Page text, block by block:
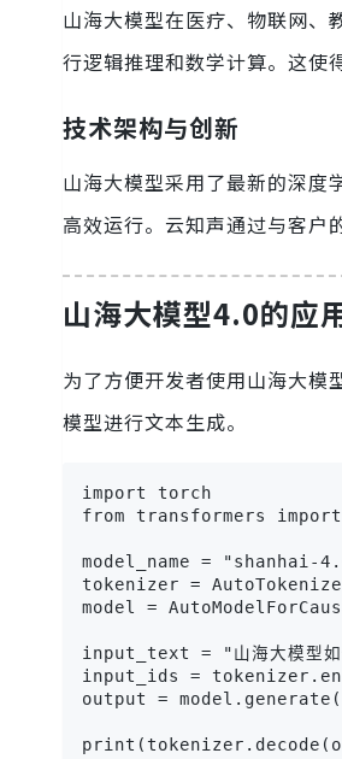
山海大模型在医疗、物联网、
行逻辑推理和数学计算。这使
技术架构与创新
山海大模型采用了最新的深度
高效运行。云知声通过与客户
山海大模型4.0的应
为了方便开发者使用山海大模
模型进行文本生成。
import torch
from transformers import
model_name = "shanhai-
tokenizer =
model =
input_text = "山海大模型如
input_ids =
output =